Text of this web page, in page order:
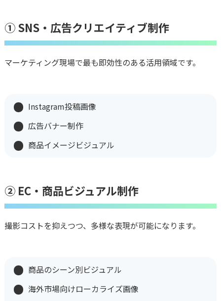
① SNS・広告クリエイティブ制作
マーケティング現場で最も即効性のある活用領域です。
Instagram投稿画像
広告バナー制作
商品イメージビジュアル
➁ EC・商品ビジュアル制作
撮影コストを抑えつつ、多様な表現が可能になります。
商品のシーン別ビジュアル
海外市場向けローカライズ画像